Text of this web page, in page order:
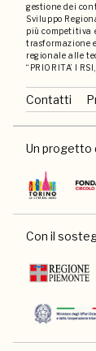
gestione dei
Sviluppo
più competitiva
trasformazione
regionale alle
“PRIORITA’ I
Contatti
Un progetto
Con il